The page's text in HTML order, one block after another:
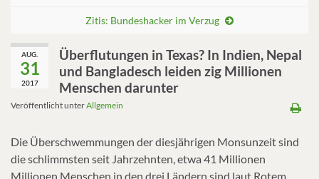
Zitis: Bundeshacker im Verzug
AUG.
31
2017
Überflutungen in Texas? In Indien, Nepal
und Bangladesch leiden zig Millionen
Menschen darunter
Veröffentlicht unterAllgemein
Die Überschwemmungen der diesjährigen Monsunzeit sind
die schlimmsten seit Jahrzehnten, etwa 41 Millionen
Millionen Menschen in den drei Ländern sind laut Rotem